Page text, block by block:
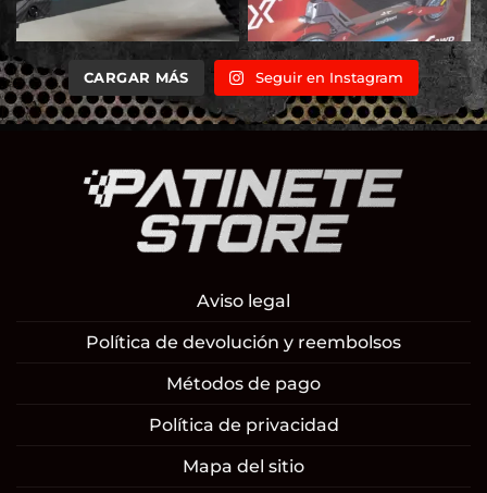
CARGAR MÁS Seguir en Instagram
Aviso legal
Política de devolución y reembolsos
Métodos de pago
Política de privacidad
Mapa del sitio